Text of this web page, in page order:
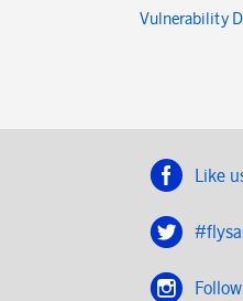
Vulnerability
Like